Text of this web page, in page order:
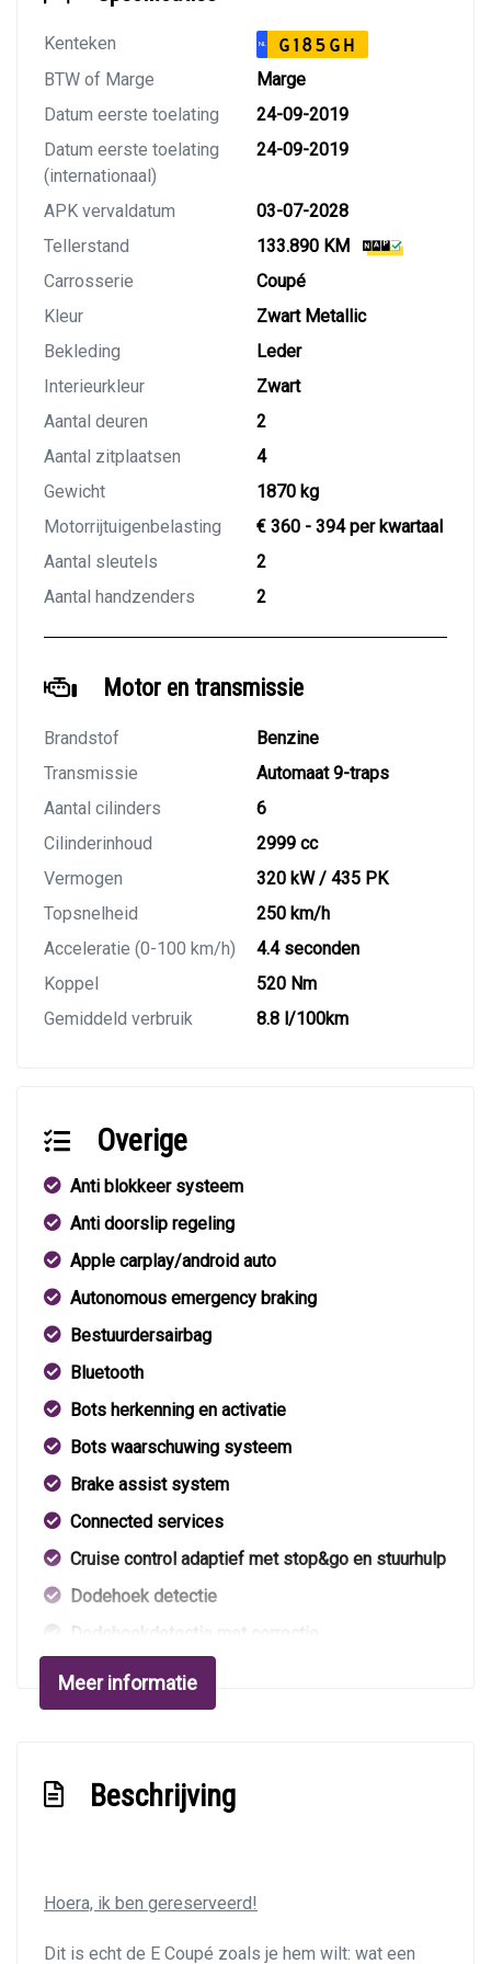
Kenteken NL G185GH
BTW of Marge
Marge
Datum eerste toelating
24-09-2019
Datum eerste toelating
(internationaal)
24-09-2019
APK vervaldatum
03-07-2028
Tellerstand
133.890 KM
Carrosserie
Coupé
Kleur
Zwart Metallic
Bekleding
Leder
Interieurkleur
Zwart
Aantal deuren
2
Aantal zitplaatsen
4
Gewicht
1870 kg
Motorrijtuigenbelasting
€ 360 - 394 per kwartaal
Aantal sleutels
2
Aantal handzenders
2
Motor en transmissie
Brandstof
Benzine
Transmissie
Automaat 9-traps
Aantal cilinders
6
Cilinderinhoud
2999 cc
Vermogen
320 kW / 435 PK
Topsnelheid
250 km/h
Acceleratie (0-100 km/h)
4.4 seconden
Koppel
520 Nm
Gemiddeld verbruik
8.8 l/100km
Overige
Anti blokkeer systeem
Anti doorslip regeling
Apple carplay/android auto
Autonomous emergency braking
Bestuurdersairbag
Bluetooth
Bots herkenning en activatie
Bots waarschuwing systeem
Brake assist system
Connected services
Cruise control adaptief met stop&go en stuurhulp
Dodehoek detectie
Dodehoekdetectie met correctie
Draadloze telefoonlader
Elektrisch bedienbare achterklep met
Elektronische remkrachtverdeling
Knie airbag(s)
Meer informatie
Beschrijving
Hoera, ik ben gereserveerd!
Dit is echt de E Coupé zoals je hem wilt: wat een